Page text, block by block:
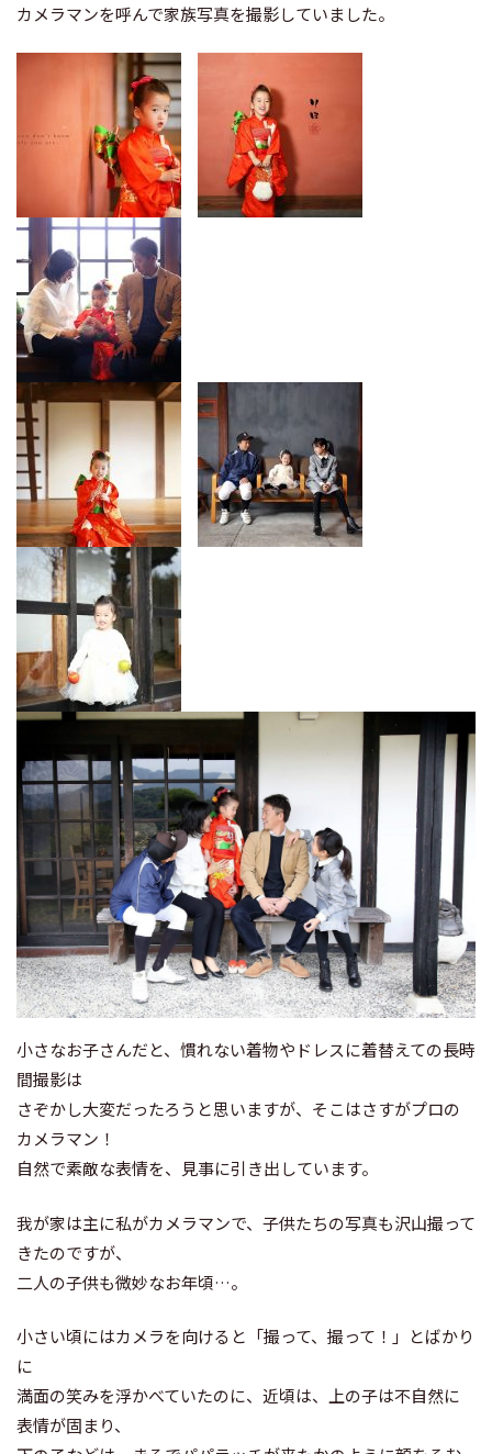
カメラマンを呼んで家族写真を撮影していました。
小さなお子さんだと、慣れない着物やドレスに着替えての長時
間撮影は
さぞかし大変だったろうと思いますが、そこはさすがプロの
カメラマン！
自然で素敵な表情を、見事に引き出しています。
我が家は主に私がカメラマンで、子供たちの写真も沢山撮って
きたのですが、
二人の子供も微妙なお年頃…。
小さい頃にはカメラを向けると「撮って、撮って！」とばかり
に
満面の笑みを浮かべていたのに、近頃は、上の子は不自然に
表情が固まり、